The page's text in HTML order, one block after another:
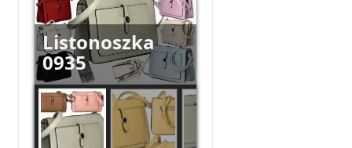
Listonoszka
0935